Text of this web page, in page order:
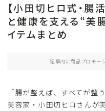
【小田切ヒロ式・腸
と健康を支える“美
イテムまとめ
記事内に商品プロモー
「腸が整えば、すべてが整
美容家・小田切ヒロさんが